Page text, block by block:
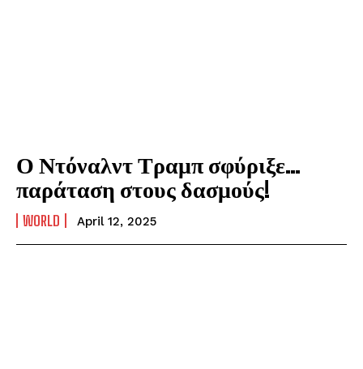
Ο Ντόναλντ Τραμπ σφύριξε…
παράταση στους δασμούς!
WORLD April 12, 2025